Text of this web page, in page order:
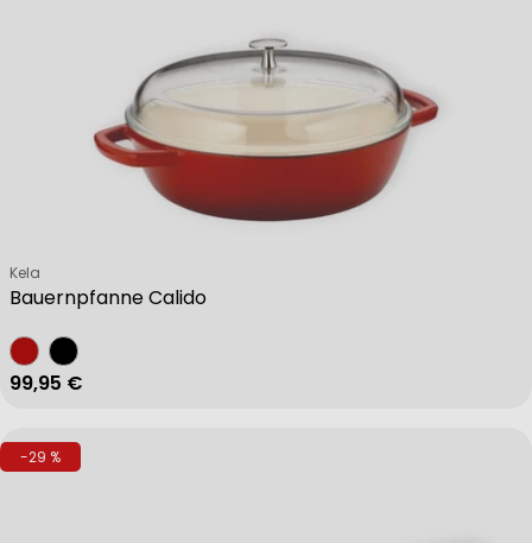
Bauernpfanne Calido
Verkäufer:
Kela
Regulärer Preis
99,95 €
-29 %